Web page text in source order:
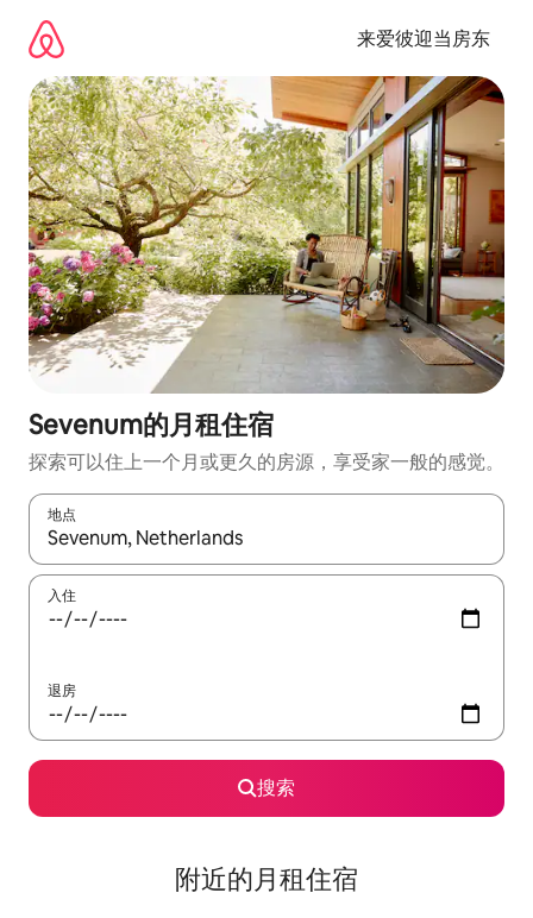
来爱彼迎当房东
Sevenum的月租住宿
探索可以住上一个月或更久的房源，享受家一般的感觉。
地点
如有搜索结果，请使用上下方向键查看，或通过点击或滑动手势
入住
退房
搜索
附近的月租住宿